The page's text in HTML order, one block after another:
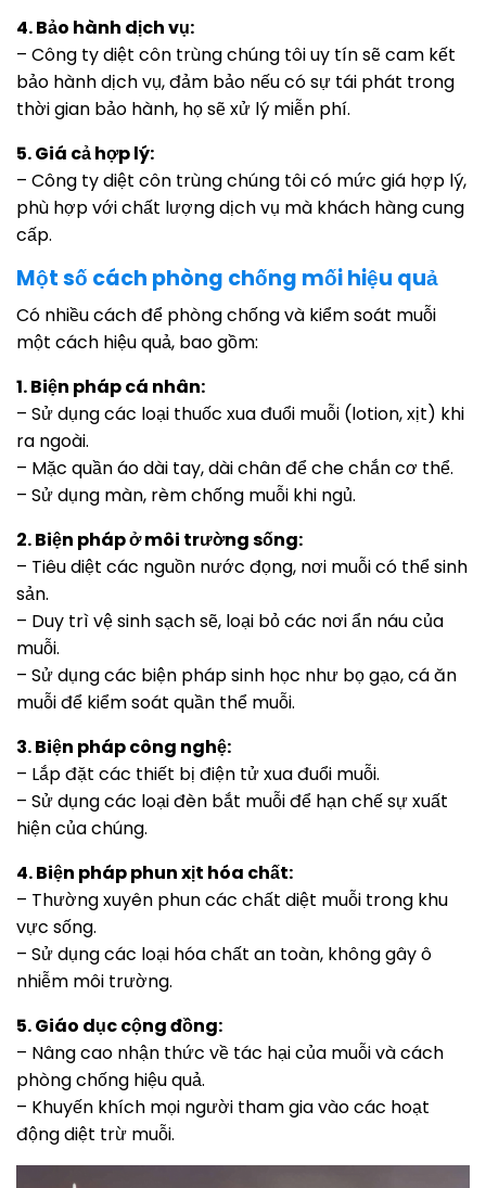
4. Bảo hành dịch vụ:
– Công ty diệt côn trùng chúng tôi uy tín sẽ cam kết
bảo hành dịch vụ, đảm bảo nếu có sự tái phát trong
thời gian bảo hành, họ sẽ xử lý miễn phí.
5. Giá cả hợp lý:
– Công ty diệt côn trùng chúng tôi có mức giá hợp lý,
phù hợp với chất lượng dịch vụ mà khách hàng cung
cấp.
Một số cách phòng chống mối hiệu quả
Có nhiều cách để phòng chống và kiểm soát muỗi
một cách hiệu quả, bao gồm:
1. Biện pháp cá nhân:
– Sử dụng các loại thuốc xua đuổi muỗi (lotion, xịt) khi
ra ngoài.
– Mặc quần áo dài tay, dài chân để che chắn cơ thể.
– Sử dụng màn, rèm chống muỗi khi ngủ.
2. Biện pháp ở môi trường sống:
– Tiêu diệt các nguồn nước đọng, nơi muỗi có thể sinh
sản.
– Duy trì vệ sinh sạch sẽ, loại bỏ các nơi ẩn náu của
muỗi.
– Sử dụng các biện pháp sinh học như bọ gạo, cá ăn
muỗi để kiểm soát quần thể muỗi.
3. Biện pháp công nghệ:
– Lắp đặt các thiết bị điện tử xua đuổi muỗi.
– Sử dụng các loại đèn bắt muỗi để hạn chế sự xuất
hiện của chúng.
4. Biện pháp phun xịt hóa chất:
– Thường xuyên phun các chất diệt muỗi trong khu
vực sống.
– Sử dụng các loại hóa chất an toàn, không gây ô
nhiễm môi trường.
5. Giáo dục cộng đồng:
– Nâng cao nhận thức về tác hại của muỗi và cách
phòng chống hiệu quả.
– Khuyến khích mọi người tham gia vào các hoạt
động diệt trừ muỗi.